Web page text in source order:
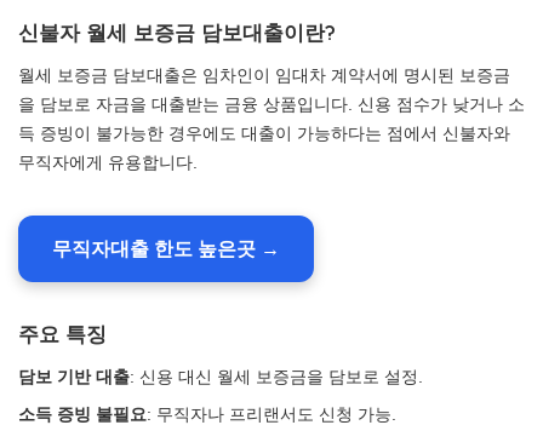
신불자 월세 보증금 담보대출이란?
월세 보증금 담보대출은 임차인이 임대차 계약서에 명시된 보증금
을 담보로 자금을 대출받는 금융 상품입니다. 신용 점수가 낮거나 소
득 증빙이 불가능한 경우에도 대출이 가능하다는 점에서 신불자와
무직자에게 유용합니다.
무직자대출 한도 높은곳 →
주요 특징
담보 기반 대출: 신용 대신 월세 보증금을 담보로 설정.
소득 증빙 불필요: 무직자나 프리랜서도 신청 가능.